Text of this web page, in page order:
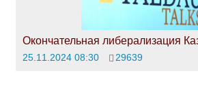
Окончательная либерализация
25.11.2024 08:30 29639